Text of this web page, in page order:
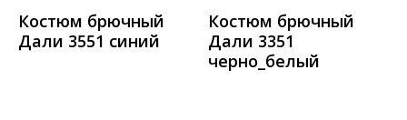
Костюм брючный
Дали 3551 синий
Костюм брючный
Дали 3351
черно_белый